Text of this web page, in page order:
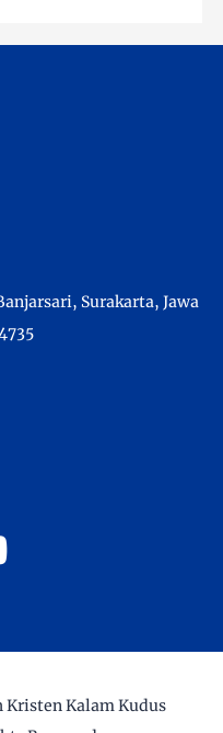
Surakarta, Jawa
Kristen Kalam Kudus